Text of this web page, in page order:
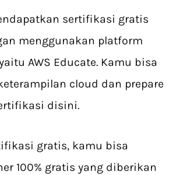
sertifikasi gratis
menggunakan platform
AWS Educate. Kamu bisa
cloud dan prepare
disini.
gratis, kamu bisa
100% gratis yang diberikan